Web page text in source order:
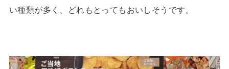
い種類が多く、どれもとってもおいしそうです。